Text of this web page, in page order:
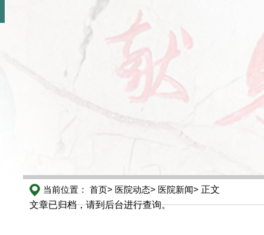
当前位置： 首页> 医院动态> 医院新闻> 正文
文章已归档，请到后台进行查询。